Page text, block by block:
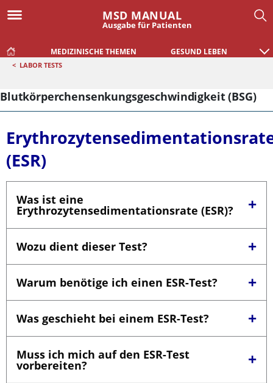
MSD MANUAL
Ausgabe für Patienten
MEDIZINISCHE THEMEN GESUND LEBEN
< LABOR TESTS
Blutkörperchensenkungsgeschwindigkeit (BSG)